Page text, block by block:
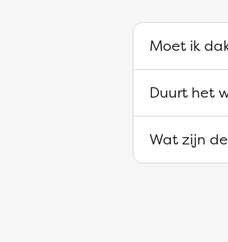
Moet ik
Duurt het
Wat zijn